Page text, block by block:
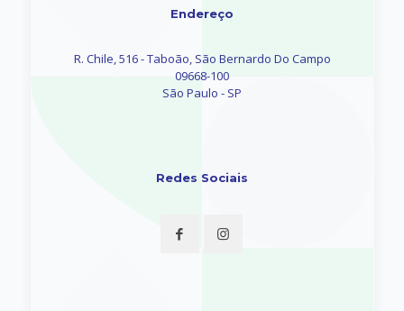
Endereço
R. Chile, 516 - Taboão, São Bernardo Do Campo
09668-100
São Paulo - SP
Redes Sociais